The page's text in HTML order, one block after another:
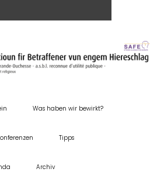
Was haben wir bewirkt?
Tipps
Archiv